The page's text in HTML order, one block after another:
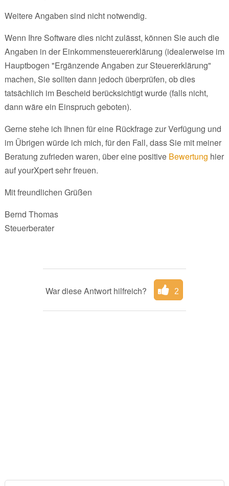
Weitere Angaben sind nicht notwendig.
Wenn Ihre Software dies nicht zulässt, können Sie auch die
Angaben in der Einkommensteuererklärung (idealerweise im
Hauptbogen "Ergänzende Angaben zur Steuererklärung"
machen, Sie sollten dann jedoch überprüfen, ob dies
tatsächlich im Bescheid berücksichtigt wurde (falls nicht,
dann wäre ein Einspruch geboten).
Gerne stehe ich Ihnen für eine Rückfrage zur Verfügung und
im Übrigen würde ich mich, für den Fall, dass Sie mit meiner
Beratung zufrieden waren, über eine positive Bewertung hier
auf yourXpert sehr freuen.
Mit freundlichen Grüßen
Bernd Thomas
Steuerberater
War diese Antwort hilfreich? 2